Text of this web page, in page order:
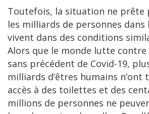
Toutefois, la situation ne prête
les milliards de personnes dans
vivent dans des conditions
Alors que le monde lutte contre
sans précédent de Covid-19,
milliards d’êtres humains n’ont
accès à des toilettes et des
millions de personnes ne